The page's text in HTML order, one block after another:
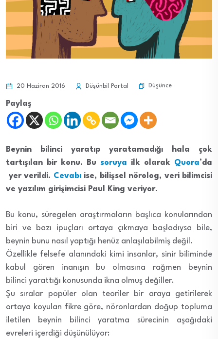
20 Haziran 2016 Düşünbil Portal Düşünce
Paylaş
Beynin bilinci yaratıp yaratamadığı hala çok
tartışılan bir konu. Bu soruya ilk olarak Quora’da
yer verildi. Cevabıise, bilişsel nörolog, veri bilimcisi
ve yazılım girişimcisi Paul King veriyor.
Bu konu, süregelen araştırmaların başlıca konularından
biri ve bazı ipuçları ortaya çıkmaya başladıysa bile,
beynin bunu nasıl yaptığı henüz anlaşılabilmiş değil.
Özellikle felsefe alanındaki kimi insanlar, sinir biliminde
kabul gören inanışın bu olmasına rağmen beynin
bilinci yarattığı konusunda ikna olmuş değiller.
Şu sıralar popüler olan teoriler bir araya getirilerek
ortaya koyulan fikre göre, nöronlardan doğup topluma
iletilen beynin bilinci yaratma sürecinin aşağıdaki
evreleri içerdiği düşünülüyor: